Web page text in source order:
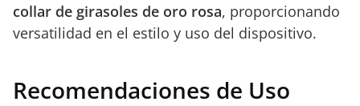
collar de girasoles de oro rosa, proporcionando
versatilidad en el estilo y uso del dispositivo.
Recomendaciones de Uso